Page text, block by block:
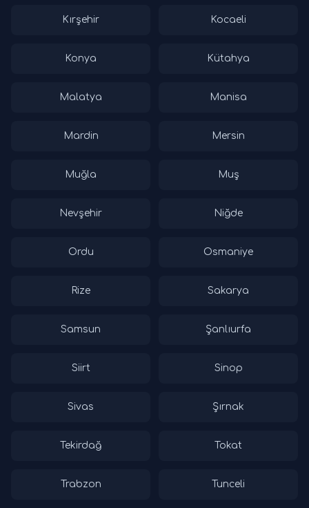
Kırşehir Kocaeli
Konya Kütahya
Malatya Manisa
Mardin Mersin
Muğla Muş
Nevşehir Niğde
Ordu Osmaniye
Rize Sakarya
Samsun Şanlıurfa
Siirt Sinop
Sivas Şırnak
Tekirdağ Tokat
Trabzon Tunceli